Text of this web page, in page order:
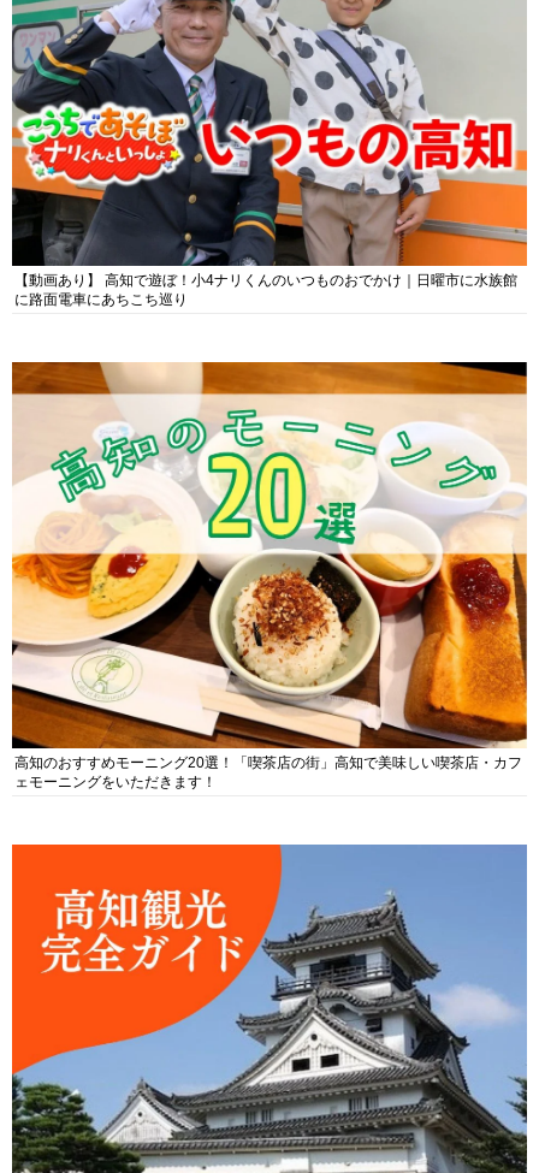
【動画あり】 高知で遊ぼ！小4ナリくんのいつものおでかけ｜日曜市に水族館
に路面電車にあちこち巡り
高知のおすすめモーニング20選！「喫茶店の街」高知で美味しい喫茶店・カフ
ェモーニングをいただきます！